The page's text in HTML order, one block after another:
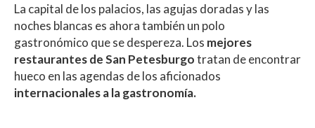
La capital de los palacios, las agujas doradas y las
noches blancas es ahora también un polo
gastronómico que se despereza. Los mejores
restaurantes de San Petesburgotratan de encontrar
hueco en las agendas de los aficionados
internacionales a la gastronomía.